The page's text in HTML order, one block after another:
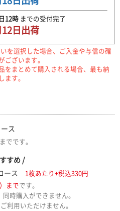
12時までの受付完了
日出荷
を選択した場合、ご入金や与信の確
ざいます。
まとめて購入される場合、最も納
す。
ス
でです。
すめ /
ース
1枚あたり+税込330円
までです。
時購入ができません。
利用いただけません。